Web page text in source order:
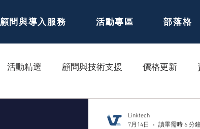
顧問與導入服務 活動專區 部落格
活動精選 顧問與技術支援 價格更新
Linktech
7月14日
讀畢需時 6 分